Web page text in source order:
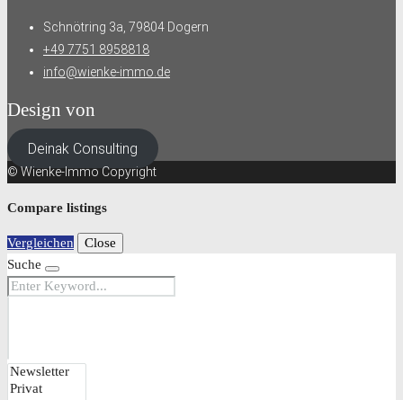
Schnötring 3a, 79804 Dogern
+49 7751 8958818
info@wienke-immo.de
Design von
Deinak Consulting
© Wienke-Immo Copyright
Compare listings
Vergleichen
Close
Suche